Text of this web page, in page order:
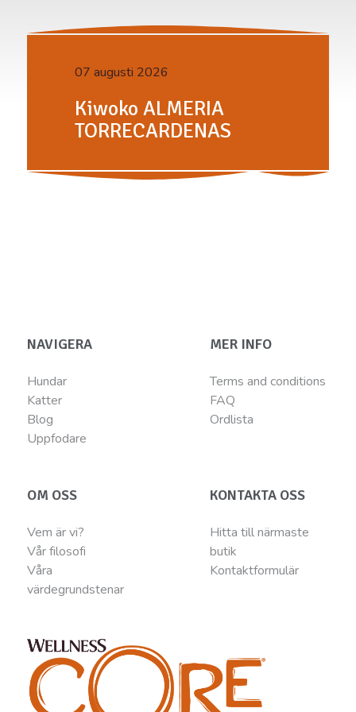
07 augusti 2026
Kiwoko ALMERIA
TORRECARDENAS
NAVIGERA
Hundar
Katter
Blog
Uppfodare
MER INFO
Terms and conditions
FAQ
Ordlista
OM OSS
Vem är vi?
Vår filosofi
Våra
värdegrundstenar
KONTAKTA OSS
Hitta till närmaste
butik
Kontaktformulär